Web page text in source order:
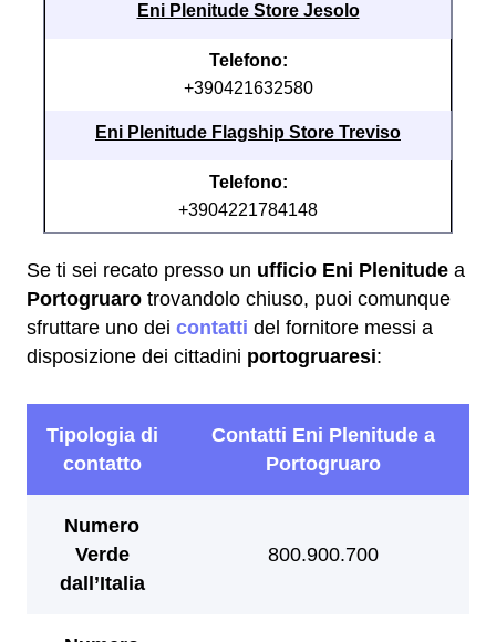
Eni Plenitude Store Jesolo
Telefono:
+390421632580
Eni Plenitude Flagship Store Treviso
Telefono:
+3904221784148
Se ti sei recato presso un ufficio Eni Plenitude a
Portogruaro trovandolo chiuso, puoi comunque
sfruttare uno dei contatti del fornitore messi a
disposizione dei cittadini portogruaresi: